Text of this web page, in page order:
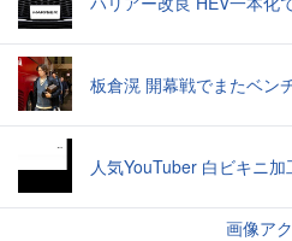
板倉滉 開幕戦でまたベン
人気YouTuber 白ビキニ加
画像ア